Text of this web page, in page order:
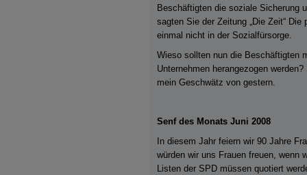
Beschäftigten die soziale Sicherung
sagten Sie der Zeitung „Die Zeit“
einmal nicht in der Sozialfürsorge.
Wieso sollten nun die Beschäftigten
Unternehmen herangezogen
mein Geschwätz von gestern.
Senf des Monats Juni 2008
In diesem Jahr feiern wir 90 Jahre
würden wir uns Frauen freuen, wenn
Listen der SPD müssen quotiert